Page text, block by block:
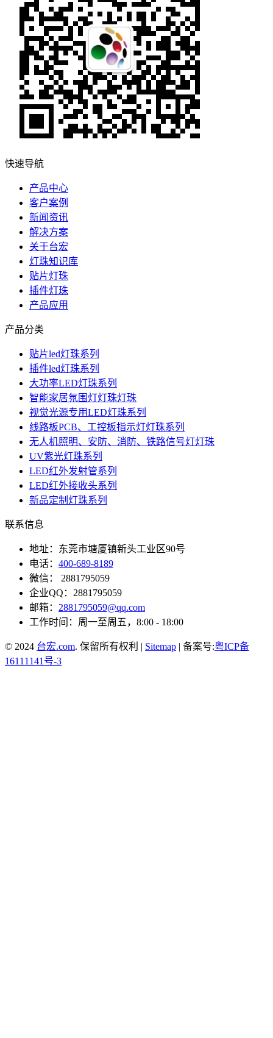
快速导航
产品中心
客户案例
新闻资讯
解决方案
关于台宏
灯珠知识库
贴片灯珠
插件灯珠
产品应用
产品分类
贴片led灯珠系列
插件led灯珠系列
大功率LED灯珠系列
智能家居氛围灯灯珠灯珠
视觉光源专用LED灯珠系列
线路板PCB、工控板指示灯灯珠系列
无人机照明、安防、消防、铁路信号灯灯珠
UV紫光灯珠系列
LED红外发射管系列
LED红外接收头系列
新品定制灯珠系列
联系信息
地址：东莞市塘厦镇新头工业区90号
电话： 400-689-8189
微信： 2881795059
企业QQ：2881795059
邮箱： 2881795059@qq.com
工作时间：周一至周五，8:00 - 18:00
© 2024 台宏.com. 保留所有权利 | Sitemap | 备案号:粤ICP备
16111141号-3